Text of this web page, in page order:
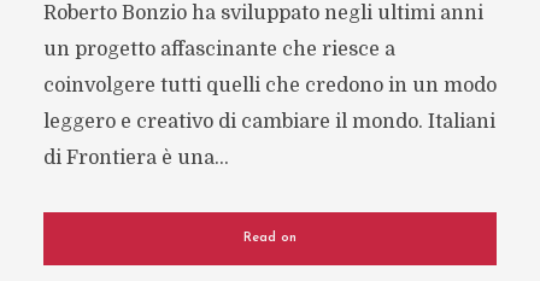
Roberto Bonzio ha sviluppato negli ultimi anni
un progetto affascinante che riesce a
coinvolgere tutti quelli che credono in un modo
leggero e creativo di cambiare il mondo. Italiani
di Frontiera è una...
Read on